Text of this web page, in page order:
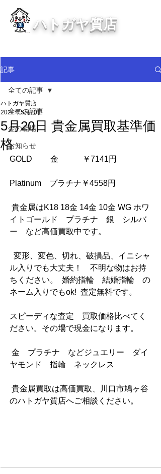
ハトガヤ質店
記事
全ての記事
金の相場
お知らせ
全ての記事
5月20日 貴金属買取基準価
格
ハトガヤ質店
2021年5月20日
GOLD 　　金　　　￥7141円
Platinum　プラチナ￥4558円
イトゴールド　プラチナ　銀　シルバ
ー　など高価買取中です。
ル入りでも大丈夫！　不明な物はお持
ちください。  婚約指輪　結婚指輪　の
ネーム入りでもok!  査定無料です。
スピーディな査定　買取価格比べてく
ださい。その場で現金になります。
ヤモンド　指輪　ネックレス
のハトガヤ質店へご相談ください。